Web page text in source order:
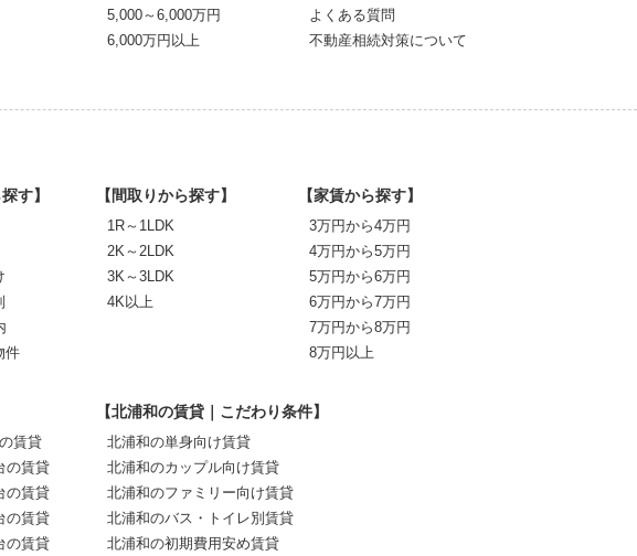
5,000～6,000万円
6,000万円以上
よくある質問
不動産相続対策について
す】
件
【間取りから探す】
1R～1LDK
2K～2LDK
3K～3LDK
4K以上
【家賃から探す】
3万円から4万円
4万円から5万円
5万円から6万円
6万円から7万円
7万円から8万円
8万円以上
賃貸
の賃貸
の賃貸
の賃貸
の賃貸
【北浦和の賃貸｜こだわり条件】
北浦和の単身向け賃貸
北浦和のカップル向け賃貸
北浦和のファミリー向け賃貸
北浦和のバス・トイレ別賃貸
北浦和の初期費用安め賃貸